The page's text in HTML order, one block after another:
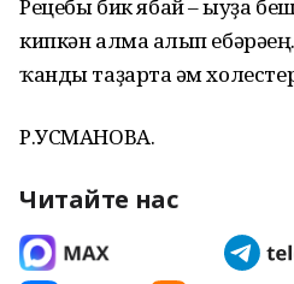
Рецебы бик ябай – һыуҙа
кипкән алма һалып
ҡанды таҙарта һәм
Р.УСМАНОВА.
Читайте нас